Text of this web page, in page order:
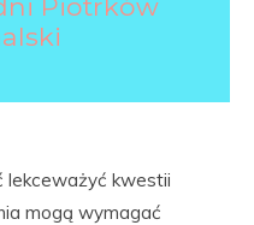
lekceważyć kwestii
mogą wymagać